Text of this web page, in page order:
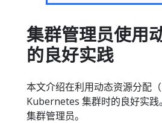
集群管理员使用
的良好实践
本文介绍在利用动态资源分配
Kubernetes 集群时的良好实
集群管理员。